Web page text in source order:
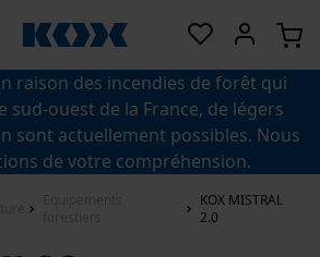
raison des incendies de forêt qui
sud-ouest de la France, de légers
sont actuellement possibles. Nous
de votre compréhension.
KOX MISTRAL
2.0